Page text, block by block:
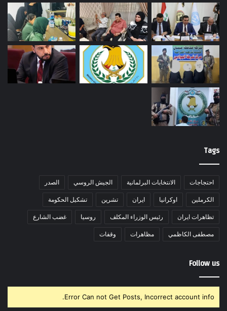
Tags
احتجاجات الانتخابات البرلمانية الجيش الروسي الصدر
الكرملين اوكرانيا ايران تشرين تشكيل الحكومة
تظاهرات ايران رئيس الوزراء المكلف روسيا غضب الشارع
مصطفى الكاظمي مظاهرات وقفات
Follow us
Error Can not Get Posts, Incorrect account info.